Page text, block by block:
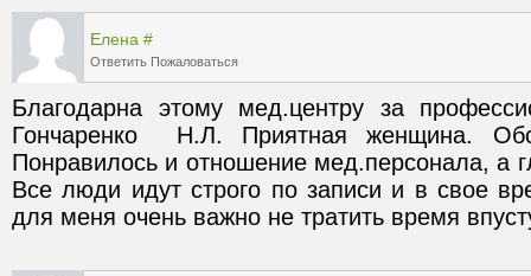
Елена #
Ответить Пожаловаться
Благодарна этому мед.центру за
Гончаренко  Н.Л. Приятная женщина.
Понравилось и отношение мед.персонала, а
Все люди идут строго по записи и в свое